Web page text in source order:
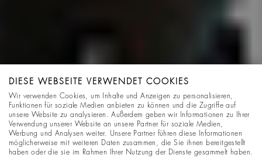
DIESE WEBSEITE VERWENDET COOKIES
Wir verwenden Cookies, um Inhalte und Anzeigen zu personalisieren,
Funktionen für soziale Medien anbieten zu können und die Zugriffe auf
unsere Website zu analysieren. Außerdem geben wir Informationen zu Ihrer
Verwendung unserer Website an unsere Partner für soziale Medien,
Werbung und Analysen weiter. Unsere Partner führen diese Informationen
möglicherweise mit weiteren Daten zusammen, die Sie ihnen bereitgestellt
haben oder die sie im Rahmen Ihrer Nutzung der Dienste gesammelt haben.